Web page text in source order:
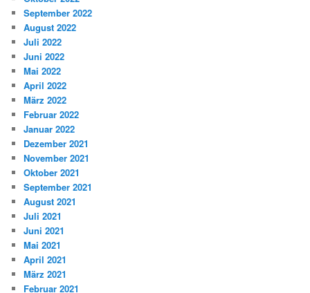
September 2022
August 2022
Juli 2022
Juni 2022
Mai 2022
April 2022
März 2022
Februar 2022
Januar 2022
Dezember 2021
November 2021
Oktober 2021
September 2021
August 2021
Juli 2021
Juni 2021
Mai 2021
April 2021
März 2021
Februar 2021